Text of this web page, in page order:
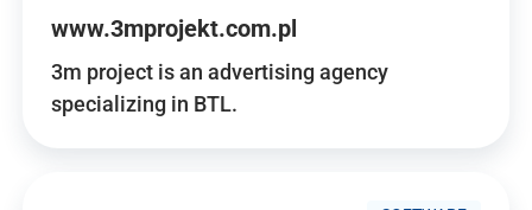
www.3mprojekt.com.pl
3m project is an advertising agency
specializing in BTL.